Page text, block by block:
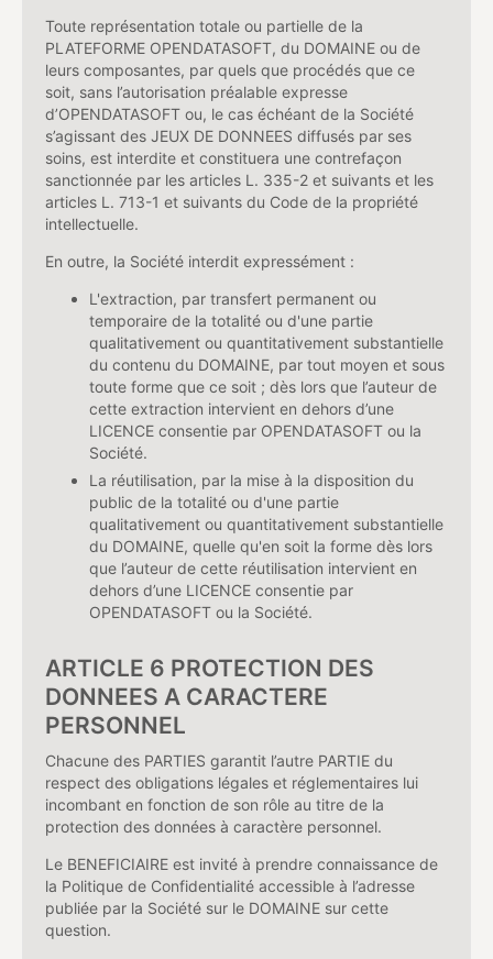
Toute représentation totale ou partielle de la
PLATEFORME OPENDATASOFT, du DOMAINE ou de
leurs composantes, par quels que procédés que ce
soit, sans l’autorisation préalable expresse
d’OPENDATASOFT ou, le cas échéant de la Société
s’agissant des JEUX DE DONNEES diffusés par ses
soins, est interdite et constituera une contrefaçon
sanctionnée par les articles L. 335-2 et suivants et les
articles L. 713-1 et suivants du Code de la propriété
intellectuelle.
En outre, la Société interdit expressément :
L'extraction, par transfert permanent ou
temporaire de la totalité ou d'une partie
qualitativement ou quantitativement substantielle
du contenu du DOMAINE, par tout moyen et sous
toute forme que ce soit ; dès lors que l’auteur de
cette extraction intervient en dehors d’une
LICENCE consentie par OPENDATASOFT ou la
Société.
La réutilisation, par la mise à la disposition du
public de la totalité ou d'une partie
qualitativement ou quantitativement substantielle
du DOMAINE, quelle qu'en soit la forme dès lors
que l’auteur de cette réutilisation intervient en
dehors d’une LICENCE consentie par
OPENDATASOFT ou la Société.
ARTICLE 6 PROTECTION DES
DONNEES A CARACTERE
PERSONNEL
Chacune des PARTIES garantit l’autre PARTIE du
respect des obligations légales et réglementaires lui
incombant en fonction de son rôle au titre de la
protection des données à caractère personnel.
Le BENEFICIAIRE est invité à prendre connaissance de
la Politique de Confidentialité accessible à l’adresse
publiée par la Société sur le DOMAINE sur cette
question.